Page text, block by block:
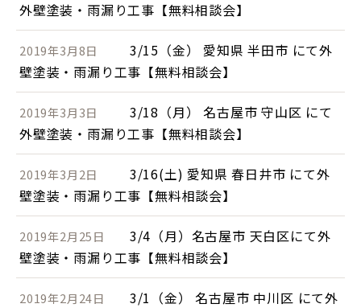
外壁塗装・雨漏り工事【無料相談会】
2019年3月8日
3/15（金） 愛知県 半田市 にて外
壁塗装・雨漏り工事【無料相談会】
2019年3月3日
3/18（月） 名古屋市 守山区 にて
外壁塗装・雨漏り工事【無料相談会】
2019年3月2日
3/16(土) 愛知県 春日井市 にて外
壁塗装・雨漏り工事【無料相談会】
2019年2月25日
3/4（月）名古屋市 天白区にて外
壁塗装・雨漏り工事【無料相談会】
2019年2月24日
3/1（金） 名古屋市 中川区 にて外